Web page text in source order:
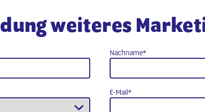
weiteres
Nachname*
E-Mail*